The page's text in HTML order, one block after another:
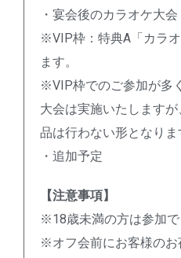
・宴会後のカラオケ大
※VIP枠：特典A「カラ
ます。
※VIP枠でのご参加が多
大会は実施いたします
品は行わない形となりま
・追加予定
【注意事項】
※18歳未満の方は参加で
※オフ会前にお客様のお